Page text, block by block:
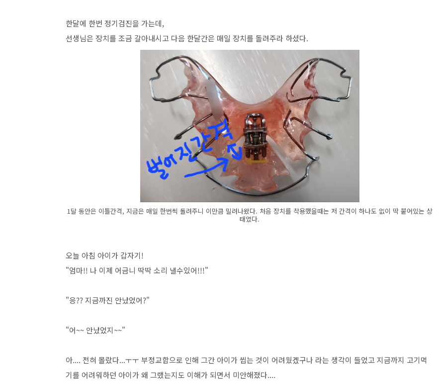
한달에 한번 정기검진을 가는데,
선생님은 장치를 조금 갈아내시고 다음 한달간은 매일 장치를 돌려주라 하셨다.
1달 동안은 이틀간격, 지금은 매일 한번씩 돌려주니 이만큼 밀려나왔다. 처음 장치를 착용했을때는 저 간격이 하나도 없이 딱 붙어있는 상
태였다.
오늘 아침 아이가 갑자기!
"엄마!! 나 이제 어금니 딱딱 소리 낼수있어!!!"
"응?? 지금까진 안났었어?"
"어~~ 안났었지~~"
아.... 전혀 몰랐다...ㅜㅜ 부정교합으로 인해 그간 아이가 씹는 것이 어려웠겠구나 라는 생각이 들었고 지금까지 고기먹
기를 어려워하던 아이가 왜 그랬는지도 이해가 되면서 미안해졌다....